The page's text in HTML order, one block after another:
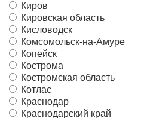
Киров
Кировская область
Кисловодск
Комсомольск-на-Амуре
Копейск
Кострома
Костромская область
Котлас
Краснодар
Краснодарский край